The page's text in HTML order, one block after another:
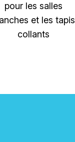
pour les salles
et les tapis
collants